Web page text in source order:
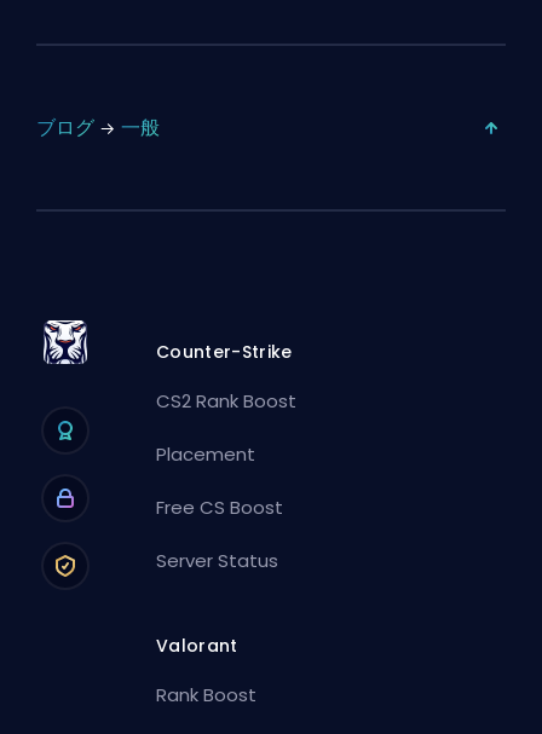
ブログ 一般
Counter-Strike
CS2 Rank Boost
Placement
Free CS Boost
Server Status
Valorant
Rank Boost